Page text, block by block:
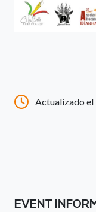
Actualizado el
EVENT